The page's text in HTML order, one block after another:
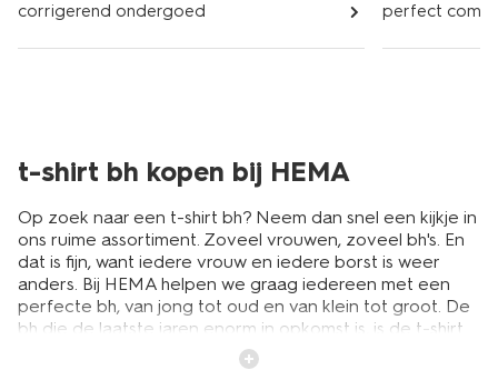
corrigerend ondergoed perfect
t-shirt bh kopen bij HEMA
Op zoek naar een t-shirt bh? Neem dan snel een kijkje in
ons ruime assortiment. Zoveel vrouwen, zoveel bh's. En
dat is fijn, want iedere vrouw en iedere borst is weer
anders. Bij HEMA helpen we graag iedereen met een
perfecte bh, van jong tot oud en van klein tot groot. De
bh die de laatste jaren enorm in opkomst is, is de t-shirt
bh. Deze heeft gladde, naadloze cups en is ideaal om te